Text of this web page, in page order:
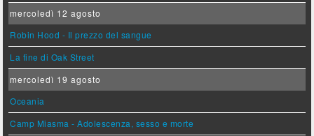
mercoledì 12 agosto
Robin Hood - Il prezzo del sangue
La fine di Oak Street
mercoledì 19 agosto
Oceania
Camp Miasma - Adolescenza, sesso e morte